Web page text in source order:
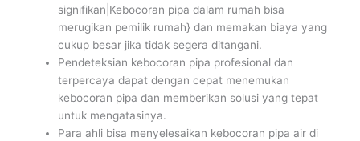
signifikan|Kebocoran pipa dalam rumah bisa
merugikan pemilik rumah} dan memakan biaya yang
cukup besar jika tidak segera ditangani.
Pendeteksian kebocoran pipa profesional dan
terpercaya dapat dengan cepat menemukan
kebocoran pipa dan memberikan solusi yang tepat
untuk mengatasinya.
Para ahli bisa menyelesaikan kebocoran pipa air di